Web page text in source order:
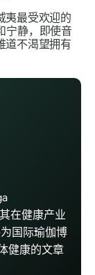
夷最受欢迎的
宁静，即使音
道不渴望拥有
在健康产业
国际瑜伽博
健康的文章